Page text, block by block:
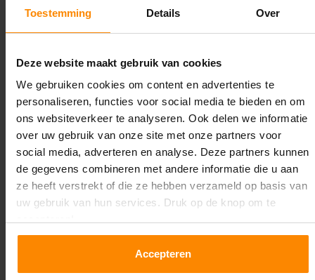
Toestemming Details Over
Deze website maakt gebruik van cookies
We gebruiken cookies om content en advertenties te
personaliseren, functies voor social media te bieden en om
ons websiteverkeer te analyseren. Ook delen we informatie
over uw gebruik van onze site met onze partners voor
social media, adverteren en analyse. Deze partners kunnen
de gegevens combineren met andere informatie die u aan
ze heeft verstrekt of die ze hebben verzameld op basis van
uw gebruik van hun services. Druk op de knop om te
Accepteren
1.100 mm
Lengte:
37.000 mm
Liggerlengte:
3.600 mm
Aantal niveaus:
3
Kleur staanders:
Galva
Draagkracht per liggerniveau:
3.500 kg (875 kg per pallet)